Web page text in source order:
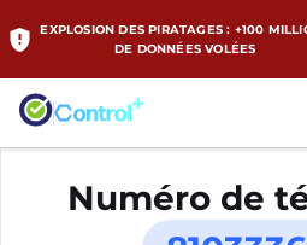
EXPLOSION DES PIRATAGES : +100
DE DONNÉES VOLÉES
Numéro de